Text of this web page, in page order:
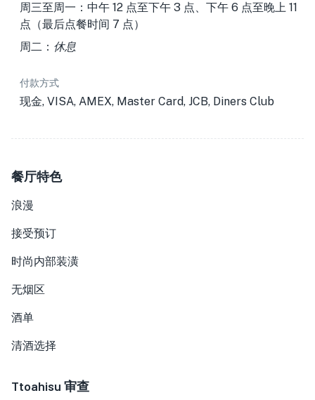
周三至周一：中午 12 点至下午 3 点、下午 6 点至晚上 11
点（最后点餐时间 7 点）
周二： 休息
付款方式
现金, VISA, AMEX, Master Card, JCB, Diners Club
餐厅特色
浪漫
接受预订
时尚内部装潢
无烟区
酒单
清酒选择
Ttoahisu 审查